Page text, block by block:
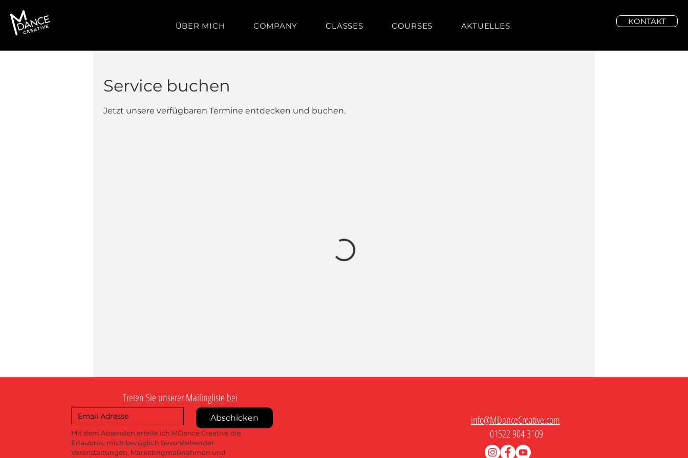
KONTAKT
ÜBER MICH COMPANY CLASSES COURSES AKTUELLES
Service buchen
Jetzt unsere verfügbaren Termine entdecken und buchen.
Treten Sie unserer Mailingliste bei
Abschicken
Mit dem Absenden erteile ich MDance Creative die
Erlaubnis, mich bezüglich bevorstehender
Veranstaltungen, Marketingmaßnahmen und
info@MDanceCreative.com
01522 904 3109